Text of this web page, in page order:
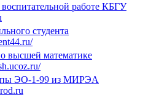
работе КБГУ
студента
высшей математике
ЭО-1-99 из МИРЭА